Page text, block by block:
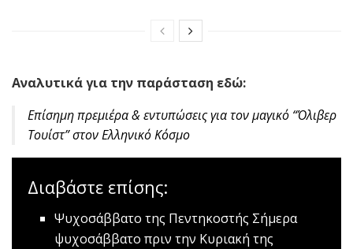
Αναλυτικά για την παράσταση εδώ:
Επίσημη πρεμιέρα & εντυπώσεις για τον μαγικό “Όλιβερ
Τουίστ” στον Ελληνικό Κόσμο
Διαβάστε επίσης:
Ψυχοσάββατο της Πεντηκοστής Σήμερα
ψυχοσάββατο πριν την Κυριακή της